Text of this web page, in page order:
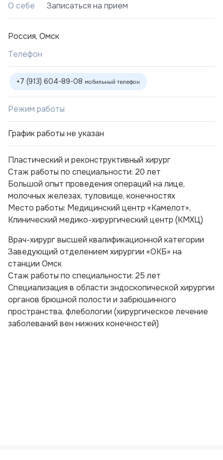
О себе Записаться на прием
Россия, Омск
Телефон
+7 (913) 604-89-08 мобильный телефон
Режим работы
График работы не указан
Пластический и реконструктивный хирург
Стаж работы по специальности: 20 лет
Большой опыт проведения операций на лице,
молочных железах, туловище, конечностях
Место работы: Медицинский центр «Камелот»,
Клинический медико-хирургический центр (КМХЦ)
Врач-хирург высшей квалификационной категории
Заведующий отделением хирургии «ОКБ» на
станции Омск
Стаж работы по специальности: 25 лет
Специализация в области эндоскопической хирургии
органов брюшной полости и забрюшинного
пространства, флебологии (хирургическое лечение
заболеваний вен нижних конечностей)